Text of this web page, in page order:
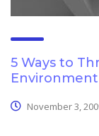
5 Ways to
Environment
November 3,